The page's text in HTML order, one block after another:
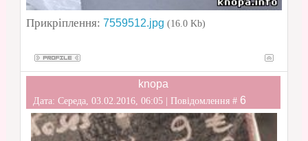
Прикріплення: 7559512.jpg (16.0 Kb)
knopa
Дата: Середа, 03.02.2016, 06:05 | Повідомлення # 6